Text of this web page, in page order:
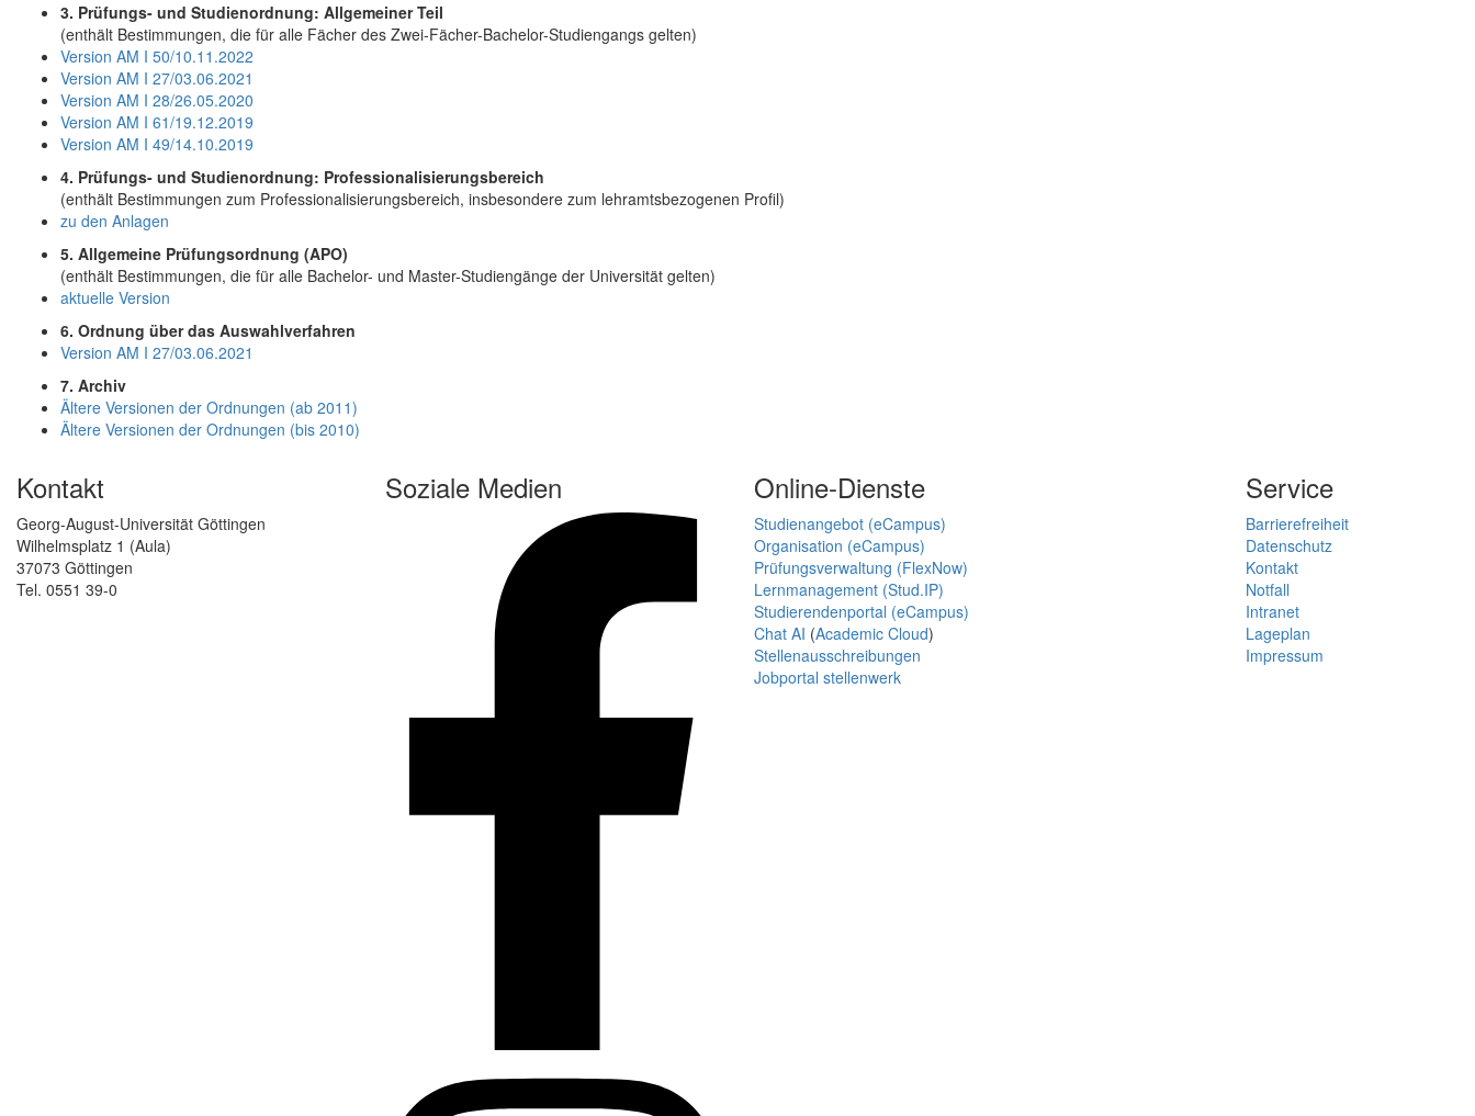
3. Prüfungs- und Studienordnung: Allgemeiner Teil
(enthält Bestimmungen, die für alle Fächer des Zwei-Fächer-Bachelor-Studiengangs gelten)
Version AM I 50/10.11.2022
Version AM I 27/03.06.2021
Version AM I 28/26.05.2020
Version AM I 61/19.12.2019
Version AM I 49/14.10.2019
4. Prüfungs- und Studienordnung: Professionalisierungsbereich
(enthält Bestimmungen zum Professionalisierungsbereich, insbesondere zum lehramtsbezogenen Profil)
zu den Anlagen
5. Allgemeine Prüfungsordnung (APO)
(enthält Bestimmungen, die für alle Bachelor- und Master-Studiengänge der Universität gelten)
aktuelle Version
6. Ordnung über das Auswahlverfahren
Version AM I 27/03.06.2021
7. Archiv
Ältere Versionen der Ordnungen (ab 2011)
Ältere Versionen der Ordnungen (bis 2010)
Kontakt
Georg-August-Universität Göttingen
Wilhelmsplatz 1 (Aula)
37073 Göttingen
Tel. 0551 39-0
Soziale Medien Online-Dienste
Studienangebot (eCampus)
Organisation (eCampus)
Prüfungsverwaltung (FlexNow)
Lernmanagement (Stud.IP)
Studierendenportal (eCampus)
Chat AI (Academic Cloud)
Stellenausschreibungen
Jobportal stellenwerk
Service
Barrierefreiheit
Datenschutz
Kontakt
Notfall
Intranet
Lageplan
Impressum